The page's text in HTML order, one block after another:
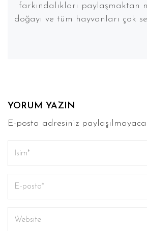
farkındalıkları paylaşmaktan
doğayı ve tüm hayvanları çok
YORUM YAZIN
E-posta adresiniz